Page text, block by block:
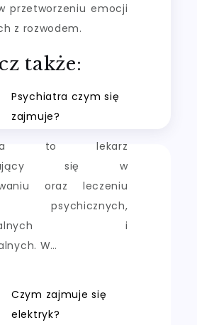
przetworzeniu emocji
z rozwodem.
także:
Psychiatra czym się
zajmuje?
to lekarz
się w
oraz leczeniu
psychicznych,
i
W…
Czym zajmuje się
elektryk?